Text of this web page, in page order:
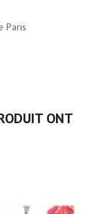
Paris
ONT